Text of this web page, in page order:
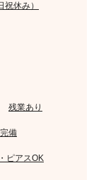
休み）
残業あり
備
ピアスOK